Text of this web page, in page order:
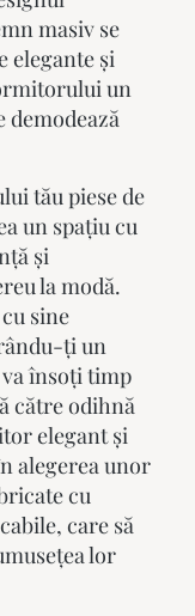
masiv se
elegante și
un
demodează
tău piese de
un spațiu cu
și
la modă.
sine
ți un
însoți timp
către odihnă
elegant și
alegerea unor
cu
care să
lor